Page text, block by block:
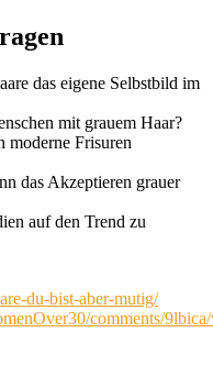
das eigene Selbstbild im
mit grauem Haar?
moderne Frisuren
das Akzeptieren grauer
auf den Trend zu
du-bist-aber-mutig/
comments/